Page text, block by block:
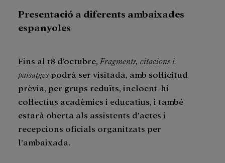
Presentació a diferents ambaixades
espanyoles
Fins al 18 d’octubre, Fragments, citacions i
paisatges podrà ser visitada, amb sol·licitud
prèvia, per grups reduïts, incloent-hi
col·lectius acadèmics i educatius, i també
estarà oberta als assistents d’actes i
recepcions oficials organitzats per
l’ambaixada.